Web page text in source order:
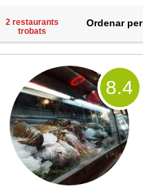
2 restaurants
trobats
Ordenar per
8.4